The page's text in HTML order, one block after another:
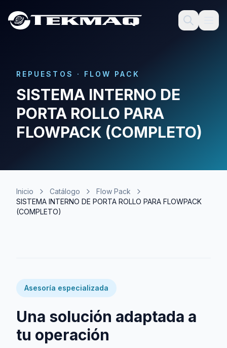
REPUESTOS · FLOW PACK
SISTEMA INTERNO DE
PORTA ROLLO PARA
FLOWPACK (COMPLETO)
Inicio Catálogo
Flow Pack
SISTEMA INTERNO DE PORTA ROLLO PARA FLOWPACK
(COMPLETO)
Asesoría especializada
Una solución adaptada a
tu operación